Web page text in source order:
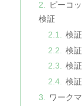
ピーコ
検証
検
検
検
検
ワーク